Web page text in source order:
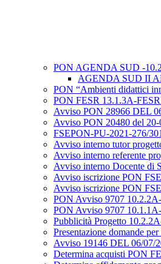
PON AGENDA SUD -
AGENDA SUD II
PON “Ambienti didattici
PON FESR 13.1.3A-
Avviso PON 28966 DEL
Avviso PON 20480 del
FSEPON-PU-2021-276/
Avviso interno tutor
Avviso interno referente
Avviso interno Docente di
Avviso iscrizione PON
Avviso iscrizione PON
PON Avviso 9707
PON Avviso 9707
Pubblicità Progetto
Presentazione domande
Avviso 19146 DEL 06/07/
Determina acquisti PON